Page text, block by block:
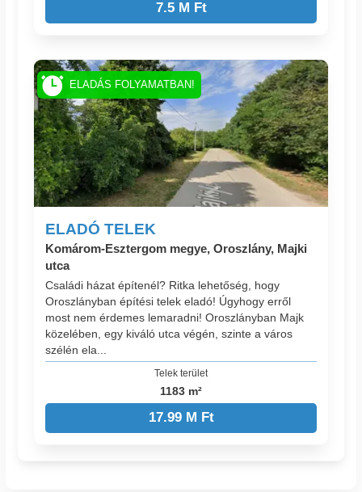
7.5 M Ft
ELADÓ TELEK
Komárom-Esztergom megye, Oroszlány, Majki
utca
Családi házat építenél? Ritka lehetőség, hogy
Oroszlányban építési telek eladó! Úgyhogy erről
most nem érdemes lemaradni! Oroszlányban Majk
közelében, egy kiváló utca végén, szinte a város
szélén ela...
Telek terület
1183 m²
17.99 M Ft
ELADÁS FOLYAMATBAN!